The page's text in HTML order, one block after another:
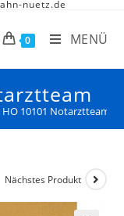
nuetz.de
0 MENÜ
HO 10101 Notarztteam
Nächstes Produkt